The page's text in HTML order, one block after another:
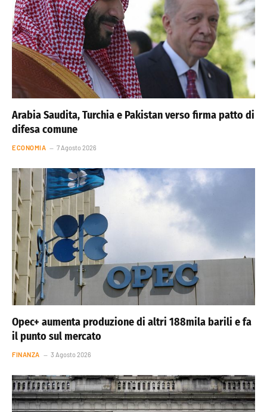
Arabia Saudita, Turchia e Pakistan verso firma patto di
difesa comune
ECONOMIA 7 Agosto 2026
Opec+ aumenta produzione di altri 188mila barili e fa
il punto sul mercato
FINANZA 3 Agosto 2026